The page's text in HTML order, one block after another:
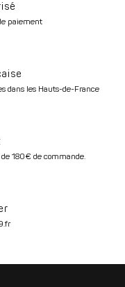
paiement
dans les Hauts-de-France
180€ de commande.